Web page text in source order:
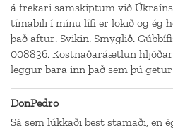
á frekari samskiptum við
tímabili í mínu lífi er lokið og ég
það aftur. Svikin. Smyglið.
008836. Kostnaðaráætlun
leggur bara inn það sem þú getur
DonPedro
Sá sem lúkkaði best stamaði, en